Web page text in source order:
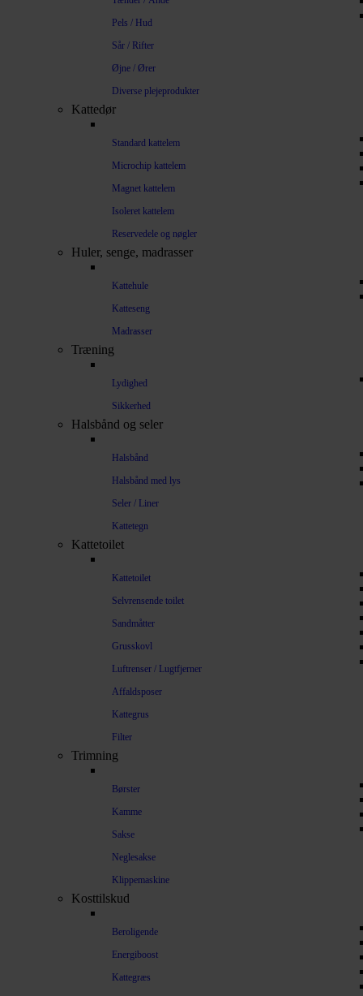
Pels / Hud
Sår / Rifter
Øjne / Ører
Diverse plejeprodukter
Kattedør
Standard kattelem
Microchip kattelem
Magnet kattelem
Isoleret kattelem
Reservedele og nøgler
Huler, senge, madrasser
Kattehule
Katteseng
Madrasser
Træning
Lydighed
Sikkerhed
Halsbånd og seler
Halsbånd
Halsbånd med lys
Seler / Liner
Kattetegn
Kattetoilet
Kattetoilet
Selvrensende toilet
Sandmåtter
Grusskovl
Luftrenser / Lugtfjerner
Affaldsposer
Kattegrus
Filter
Trimning
Børster
Kamme
Sakse
Neglesakse
Klippemaskine
Kosttilskud
Beroligende
Energiboost
Kattegræs